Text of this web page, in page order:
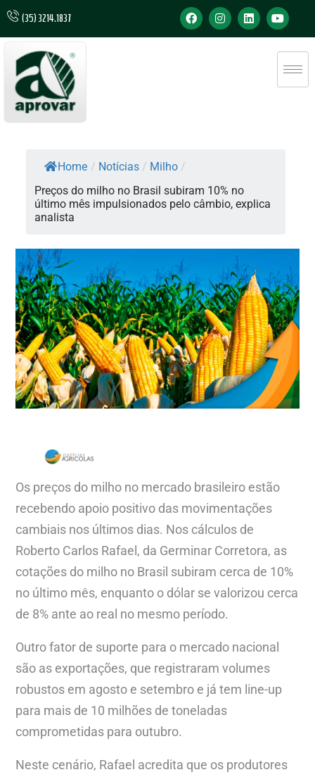
(35) 3214.1837
Home / Notícias / Milho /
Preços do milho no Brasil subiram 10% no
último mês impulsionados pelo câmbio, explica
analista
Os preços do milho no mercado brasileiro estão
recebendo apoio positivo das movimentações
cambiais nos últimos dias. Nos cálculos de
Roberto Carlos Rafael, da Germinar Corretora, as
cotações do milho no Brasil subiram cerca de 10%
no último mês, enquanto o dólar se valorizou cerca
de 8% ante ao real no mesmo período.
Outro fator de suporte para o mercado nacional
são as exportações, que registraram volumes
robustos em agosto e setembro e já tem line-up
para mais de 10 milhões de toneladas
comprometidas para outubro.
Neste cenário, Rafael acredita que os produtores